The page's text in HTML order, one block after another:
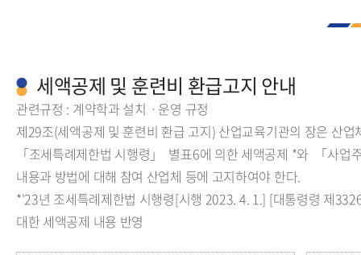
세액공제 및 훈련비 환급고지 안내
관련규정 : 계약학과 설치ㆍ운영 규정
제29조(세액공제 및 훈련비 환급 고지) 산업교육기관의 장은 산
「조세특례제한법 시행령」 별표6에 의한 세액공제 *와 「사
내용과 방법에 대해 참여 산업체 등에 고지하여야 한다.
*'23년 조세특례제한법 시행령[시행 2023. 4. 1.] [대통령령 제
대한 세액공제 내용 반영